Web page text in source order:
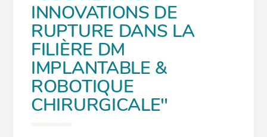
INNOVATIONS DE
RUPTURE DANS LA
FILIÈRE DM
IMPLANTABLE &
ROBOTIQUE
CHIRURGICALE"